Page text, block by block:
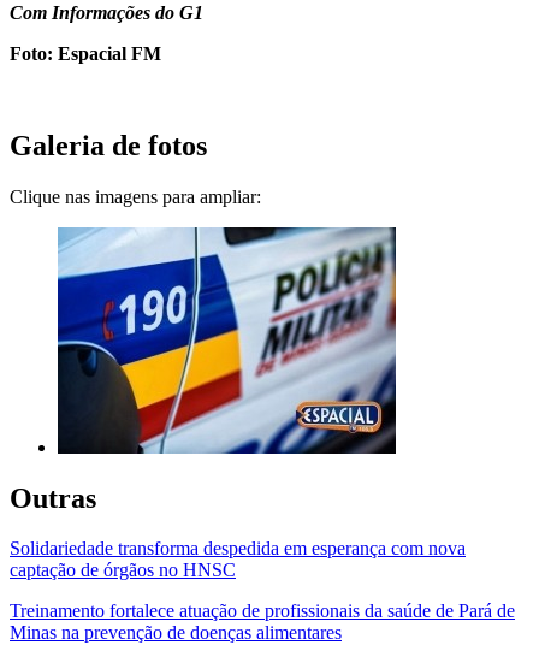
Com Informações do G1
Foto: Espacial FM
Galeria de fotos
Clique nas imagens para ampliar:
Outras
Solidariedade transforma despedida em esperança com nova
captação de órgãos no HNSC
Treinamento fortalece atuação de profissionais da saúde de Pará de
Minas na prevenção de doenças alimentares